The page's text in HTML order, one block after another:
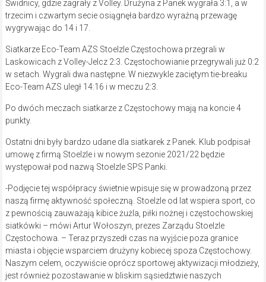
Świdnicy, gdzie zagrały z Volley. Drużyna z Panek wygrała 3:1, a w
trzecim i czwartym secie osiągnęła bardzo wyraźną przewagę
wygrywając do 14 i 17.
Siatkarze Eco-Team AZS Stoelzle Częstochowa przegrali w
Laskowicach z Volley-Jelcz 2:3. Częstochowianie przegrywali już 0:2
w setach. Wygrali dwa następne. W niezwykle zaciętym tie-breaku
Eco-Team AZS uległ 14:16 i w meczu 2:3.
Po dwóch meczach siatkarze z Częstochowy mają na koncie 4
punkty.
Ostatni dni były bardzo udane dla siatkarek z Panek. Klub podpisał
umowę z firmą Stoelzle i w nowym sezonie 2021/22 będzie
występował pod nazwą Stoelzle SPS Panki.
-Podjęcie tej współpracy świetnie wpisuje się w prowadzoną przez
naszą firmę aktywność społeczną. Stoelzle od lat wspiera sport, co
z pewnością zauważają kibice żużla, piłki nożnej i częstochowskiej
siatkówki – mówi Artur Wołoszyn, prezes Zarządu Stoelzle
Częstochowa. – Teraz przyszedł czas na wyjście poza granice
miasta i objęcie wsparciem drużyny kobiecej spoza Częstochowy.
Naszym celem, oczywiście oprócz sportowej aktywizacji młodzieży,
jest również pozostawanie w bliskim sąsiedztwie naszych